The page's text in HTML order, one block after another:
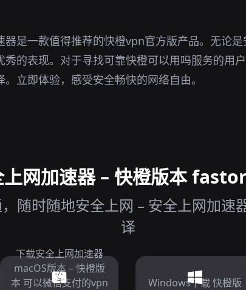
器是一款值得推荐的快橙vpn官方版产品。无论
秀的表现。对于寻找可靠快橙可以用吗服务的用
立即体验，感受安全畅快的网络自由。
网加速器 – 快橙版本
随时随地安全上网 – 安全上网加速
译
下载安全上网加速器
macOS版本 – 快橙版
本 可以微信支付的vpn
Windows下载 快橙版